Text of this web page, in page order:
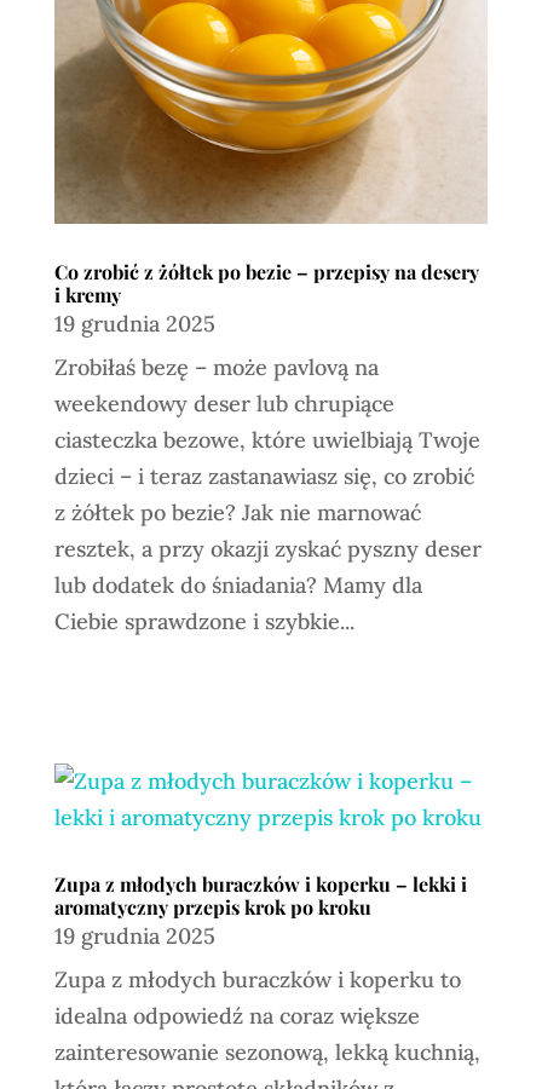
Co zrobić z żółtek po bezie – przepisy na desery
i kremy
19 grudnia 2025
Zrobiłaś bezę – może pavlovą na
weekendowy deser lub chrupiące
ciasteczka bezowe, które uwielbiają Twoje
dzieci – i teraz zastanawiasz się, co zrobić
z żółtek po bezie? Jak nie marnować
resztek, a przy okazji zyskać pyszny deser
lub dodatek do śniadania? Mamy dla
Ciebie sprawdzone i szybkie...
Zupa z młodych buraczków i koperku – lekki i
aromatyczny przepis krok po kroku
19 grudnia 2025
Zupa z młodych buraczków i koperku to
idealna odpowiedź na coraz większe
zainteresowanie sezonową, lekką kuchnią,